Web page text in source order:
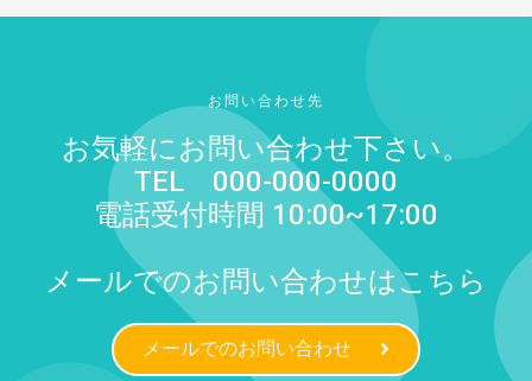
お問い合わせ先
お気軽にお問い合わせ下さい。
TEL 000-000-0000
電話受付時間 10:00~17:00
メールでのお問い合わせはこちら
メールでのお問い合わせ